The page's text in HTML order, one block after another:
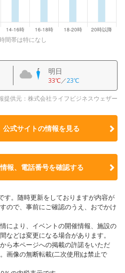
間帯は特になし
明日
33℃／23℃
提供元：株式会社ライフビジネスウェザー
公式サイトの情報を見る
報、電話番号を確認する
す。随時更新をしておりますが内容が
ので、事前にご確認のうえ、おでかけ
により、イベントの開催情報、施設の
などは変更になる場合があります。
ら本ページへの掲載の許諾をいただ
画像の無断転載(二次使用)は禁止で